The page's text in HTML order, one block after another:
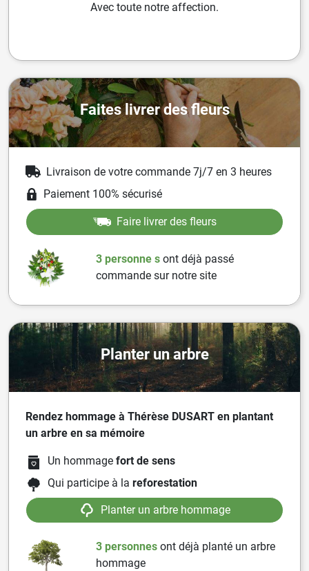
Avec toute notre affection.
Faites livrer des fleurs
Livraison de votre commande 7j/7 en 3 heures
Paiement 100% sécurisé
Faire livrer des fleurs
3 personne s ont déjà passé
commande sur notre site
Planter un arbre
Rendez hommage à Thérèse DUSART en plantant
un arbre en sa mémoire
Un hommage fort de sens
Qui participe à la reforestation
Planter un arbre hommage
3 personnes ont déjà planté un arbre
hommage